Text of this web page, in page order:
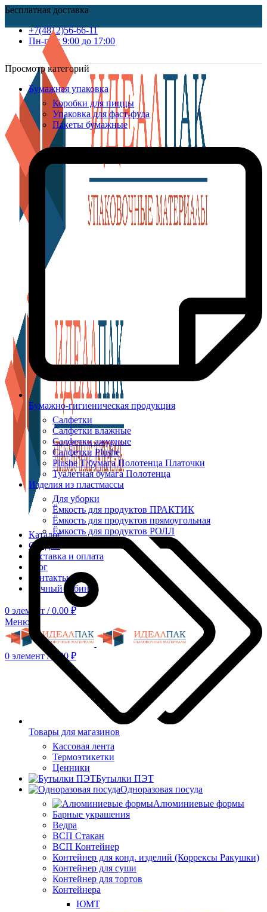
Бесплатная доставка
+7(4812)56-66-11
Пн-пт c 9:00 до 17:00
Каталог
Скидки
Доставка и оплата
Блог
Контакты
Личный кабинет
0 элемент / 0.00 ₽
Меню
0 элемент / 0.00 ₽
Просмотр категорий
Бумажная упаковка
Коробки для пиццы
Упаковка для фаст-фуда
Пакеты бумажные
Бумажно-гигиеническая продукция
Салфетки
Салфетки влажные
Салфетки ажурные
Салфетки Plushe
Plushe Т/бумага Полотенца Платочки
Туалетная бумага Полотенца
Изделия из пластмассы
Для уборки
Ёмкость для продуктов ПРАКТИК
Ёмкость для продуктов прямоугольная
Ёмкость для продуктов РОЛЛ
Товары для магазинов
Кассовая лента
Термоэтикетки
Ценники
Бутылки ПЭТ
Одноразовая посуда
Алюминиевые формы
Барные украшения
Ведра
ВСП Стакан
ВСП Контейнер
Контейнер для конд. изделий (Коррексы Ракушки)
Контейнер для суши
Контейнер для тортов
Контейнера
ЮМТ